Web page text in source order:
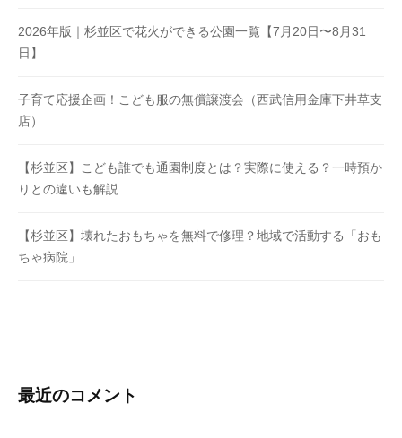
2026年版｜杉並区で花火ができる公園一覧【7月20日〜8月31
日】
子育て応援企画！こども服の無償譲渡会（西武信用金庫下井草支
店）
【杉並区】こども誰でも通園制度とは？実際に使える？一時預か
りとの違いも解説
【杉並区】壊れたおもちゃを無料で修理？地域で活動する「おも
ちゃ病院」
最近のコメント